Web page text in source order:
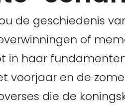
de geschiedenis
of
haar fundamenten
voorjaar en de
die de